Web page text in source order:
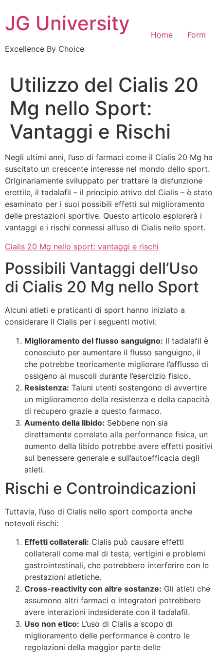
content
JG University
Excellence By Choice
Home Form
Utilizzo del Cialis 20
Mg nello Sport:
Vantaggi e Rischi
Negli ultimi anni, l’uso di farmaci come il Cialis 20 Mg ha
suscitato un crescente interesse nel mondo dello sport.
Originariamente sviluppato per trattare la disfunzione
erettile, il tadalafil – il principio attivo del Cialis – è stato
esaminato per i suoi possibili effetti sul miglioramento
delle prestazioni sportive. Questo articolo esplorerà i
vantaggi e i rischi connessi all’uso di Cialis nello sport.
Cialis 20 Mg nello sport: vantaggi e rischi
Possibili Vantaggi dell’Uso
di Cialis 20 Mg nello Sport
Alcuni atleti e praticanti di sport hanno iniziato a
considerare il Cialis per i seguenti motivi:
Miglioramento del flusso sanguigno: Il tadalafil è
conosciuto per aumentare il flusso sanguigno, il
che potrebbe teoricamente migliorare l’afflusso di
ossigeno ai muscoli durante l’esercizio fisico.
Resistenza: Taluni utenti sostengono di avvertire
un miglioramento della resistenza e della capacità
di recupero grazie a questo farmaco.
Aumento della libido: Sebbene non sia
direttamente correlato alla performance fisica, un
aumento della libido potrebbe avere effetti positivi
sul benessere generale e sull’autoefficacia degli
atleti.
Rischi e Controindicazioni
Tuttavia, l’uso di Cialis nello sport comporta anche
notevoli rischi:
Effetti collaterali: Cialis può causare effetti
collaterali come mal di testa, vertigini e problemi
gastrointestinali, che potrebbero interferire con le
prestazioni atletiche.
Cross-reactivity con altre sostanze: Gli atleti che
assumono altri farmaci o integratori potrebbero
avere interazioni indesiderate con il tadalafil.
Uso non etico: L’uso di Cialis a scopo di
miglioramento delle performance è contro le
regolazioni della maggior parte delle